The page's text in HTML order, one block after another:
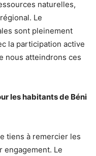
naturelles,
Le
sont pleinement
la participation active
nous atteindrons ces
les habitants de Béni
tiens à remercier les
engagement. Le